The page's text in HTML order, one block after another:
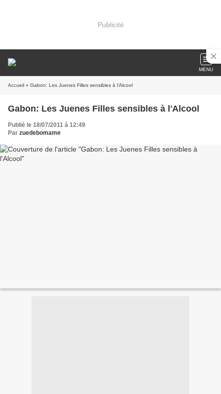
Publicité
MENU
Accueil » Gabon: Les Juenes Filles sensibles à l'Alcool
Gabon: Les Juenes Filles sensibles à l'Alcool
Publié le 18/07/2011 à 12:49
Par zuedebomame